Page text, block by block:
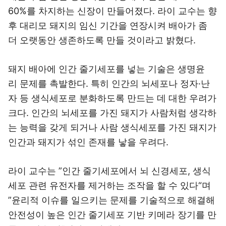
60%를 차지하는 신장이 만들어졌다. 라이 교수는 향
후 대리모 돼지의 임신 기간을 연장시켜 배아가 좀
더 오랫동안 생존하도록 만들 것이라고 밝혔다.
돼지 배아에 인간 줄기세포를 넣는 기술은 생명윤
리 문제를 촉발한다. 특히 인간의 뇌세포나 정자·난
자 등 생식세포로 분화하도록 만드는 데 대한 우려가
크다. 인간의 뇌세포를 가진 돼지가 사람처럼 생각하
는 능력을 갖게 되거나 사람 생식세포를 가진 돼지가
인간과 돼지가 섞인 존재를 낳을 우려다.
라이 교수는 ”인간 줄기세포에서 뇌 신경세포, 생식
세포 관련 유전자를 제거하는 조작을 할 수 있다“며
”윤리적 이슈를 일으키는 문제를 기술적으로 해결해
안전성이 높은 인간 줄기세포 기반 키메라 장기를 만